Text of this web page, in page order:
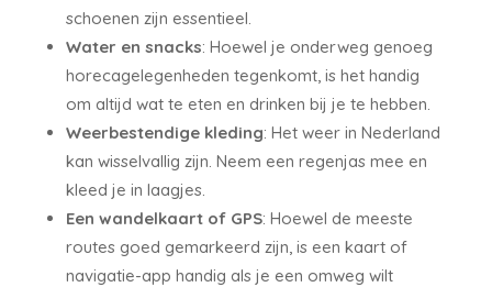
schoenen zijn essentieel.
Water en snacks: Hoewel je onderweg genoeg
horecagelegenheden tegenkomt, is het handig
om altijd wat te eten en drinken bij je te hebben.
Weerbestendige kleding: Het weer in Nederland
kan wisselvallig zijn. Neem een regenjas mee en
kleed je in laagjes.
Een wandelkaart of GPS: Hoewel de meeste
routes goed gemarkeerd zijn, is een kaart of
navigatie-app handig als je een omweg wilt